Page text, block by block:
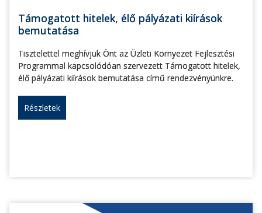
Támogatott hitelek, élő pályázati kiírások
bemutatása
Tisztelettel meghívjuk Önt az Üzleti Környezet Fejlesztési
Programmal kapcsolódóan szervezett Támogatott hitelek,
élő pályázati kiírások bemutatása című rendezvényünkre.
Részletek